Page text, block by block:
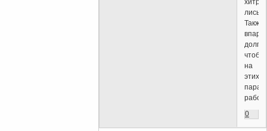
лисы.
Также
долги,
чтобы
на
этих
0